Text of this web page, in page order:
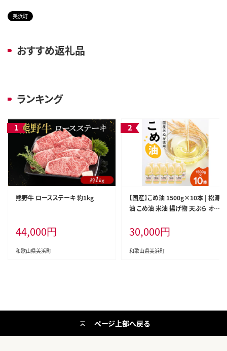
美浜町
おすすめ返礼品
ランキング
熊野牛 ロースステーキ 約1kg
44,000円
和歌山県美浜町
【国産】こめ油 1500g×10本 | 松源
油 こめ油 米油 揚げ物 天ぷら オイ
めあぶら1500g ※着日指定不可
30,000円
和歌山県美浜町
ページ上部へ戻る